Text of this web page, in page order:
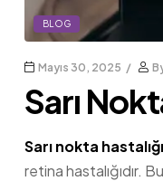
BLOG
Mayıs 30, 2025
Sarı
Sarı nokta hastalığı
retina hastalığıdır.